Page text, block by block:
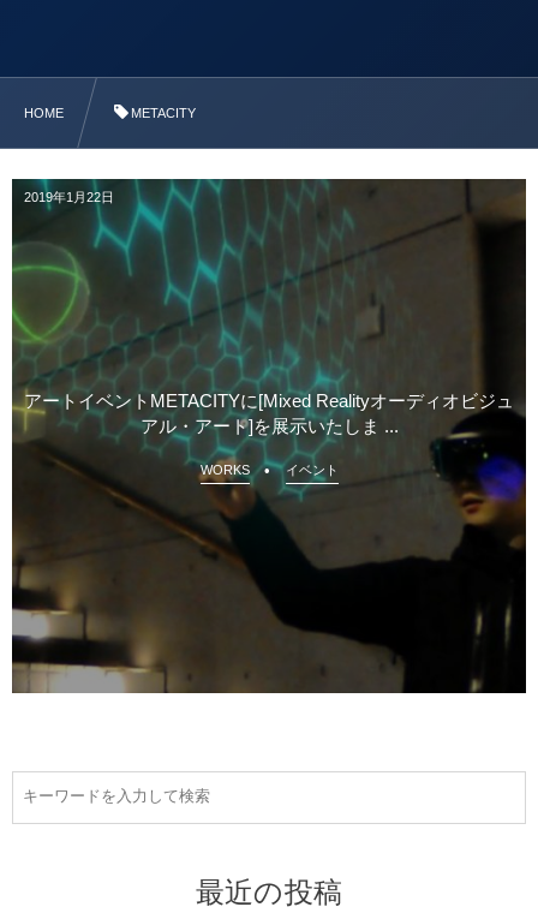
HOME METACITY
2019年1月22日
アートイベントMETACITYに[Mixed Realityオーディオビジュ
アル・アート]を展示いたしま ...
WORKS イベント
最近の投稿